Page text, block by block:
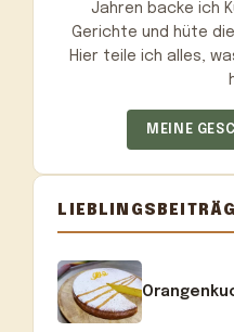
Jahren backe ich
Gerichte und hüte
Hier teile ich alles,
MEINE